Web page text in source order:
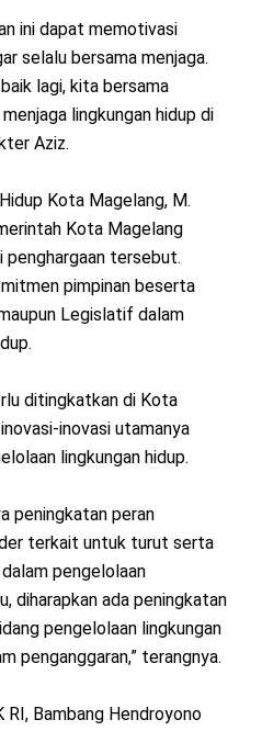
ini dapat memotivasi
selalu bersama menjaga.
lagi, kita bersama
lingkungan hidup di
Aziz.
Kota Magelang, M.
Kota Magelang
penghargaan tersebut.
pimpinan beserta
Legislatif dalam
ditingkatkan di Kota
inovasi utamanya
lingkungan hidup.
peningkatan peran
terkait untuk turut serta
pengelolaan
diharapkan ada peningkatan
pengelolaan lingkungan
penganggaran,” terangnya.
Bambang Hendroyono